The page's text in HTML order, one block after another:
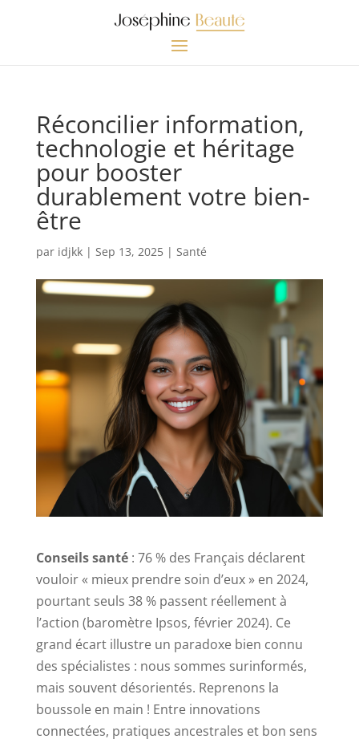
Réconcilier information,
technologie et héritage
pour booster
durablement votre bien-
être
par idjkk| Sep 13, 2025| Santé
Conseils santé: 76 % des Français déclarent
vouloir « mieux prendre soin d’eux » en 2024,
pourtant seuls 38 % passent réellement à
l’action (baromètre Ipsos, février 2024). Ce
grand écart illustre un paradoxe bien connu
des spécialistes : nous sommes surinformés,
mais souvent désorientés. Reprenons la
boussole en main ! Entre innovations
connectées, pratiques ancestrales et bon sens